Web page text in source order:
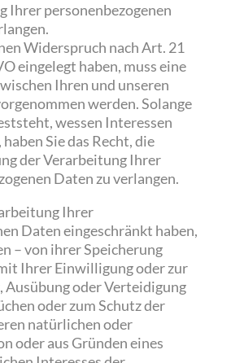
Ihrer personenbezogenen
Widerspruch nach Art. 21
eingelegt haben, muss eine
Ihren und unseren
werden. Solange
wessen Interessen
Sie das Recht, die
der Verarbeitung Ihrer
Daten zu verlangen.
Ihrer
Daten eingeschränkt haben,
– von ihrer Speicherung
Ihrer Einwilligung oder zur
Ausübung oder Verteidigung
oder zum Schutz der
natürlichen oder
oder aus Gründen eines